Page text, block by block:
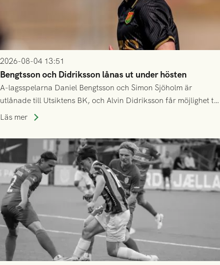
2026-08-04 13:51
Bengtsson och Didriksson lånas ut under hösten
A-lagsspelarna Daniel Bengtsson och Simon Sjöholm är
utlånade till Utsiktens BK, och Alvin Didriksson får möjlighet till
speltid i Hestrafors genom föreningssamarbete.
Läs mer